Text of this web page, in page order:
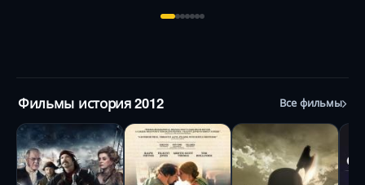
Фильмы история 2012 Все фильмы